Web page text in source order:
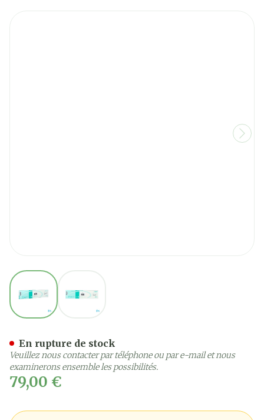
View larger image
79,00 €
En rupture de stock
Veuillez nous contacter par téléphone ou par e-mail et nous
examinerons ensemble les possibilités.